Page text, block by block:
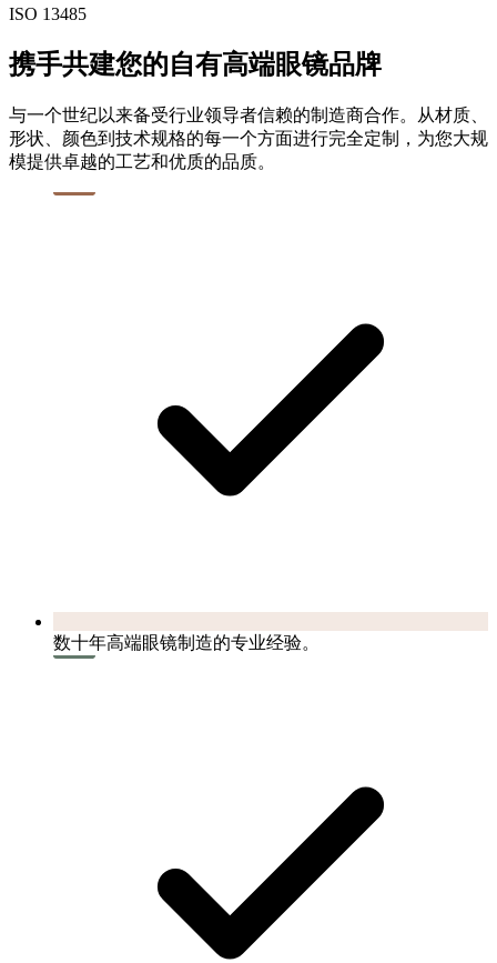
ISO 13485
携手共建您的自有高端眼镜品牌
与一个世纪以来备受行业领导者信赖的制造商合作。从材质、
形状、颜色到技术规格的每一个方面进行完全定制，为您大规
模提供卓越的工艺和优质的品质。
数十年高端眼镜制造的专业经验。